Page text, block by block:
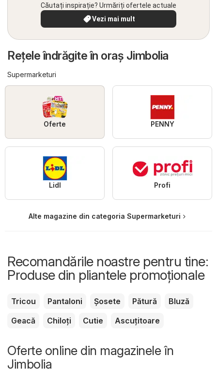
Căutați inspirație? Urmăriți ofertele actuale
Vezi mai mult
Reţele îndrăgite în oraş Jimbolia
Supermarketuri
Oferte PENNY
Lidl Profi
Alte magazine din categoria Supermarketuri
Recomandările noastre pentru tine:
Produse din pliantele promoționale
Tricou Pantaloni Șosete Pătură
Bluză
Geacă
Chiloți Cutie Ascuțitoare
Oferte online din magazinele în
Jimbolia